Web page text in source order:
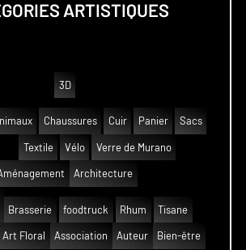
ARTISTIQUES
3D
Chaussures Cuir Panier Sacs
Textile Vélo Verre de Murano
Architecture
Brasserie
foodtruck Rhum Tisane
Art Floral Association Auteur Bien-être